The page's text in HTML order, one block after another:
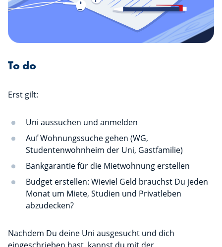
To do
Erst gilt:
Uni aussuchen und anmelden
Auf Wohnungssuche gehen (WG,
Studentenwohnheim der Uni, Gastfamilie)
Bankgarantie für die Mietwohnung erstellen
Budget erstellen: Wieviel Geld brauchst Du jeden
Monat um Miete, Studien und Privatleben
abzudecken?
Nachdem Du deine Uni ausgesucht und dich